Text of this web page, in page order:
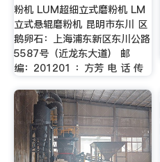
粉机 LUM超细立式磨粉机 LM
立式悬辊磨粉机 昆明市东川 区
鹅卵石：上海浦东新区东川公路
5587号（近龙东大道） 邮
编：201201 ：方芳 电 话 传